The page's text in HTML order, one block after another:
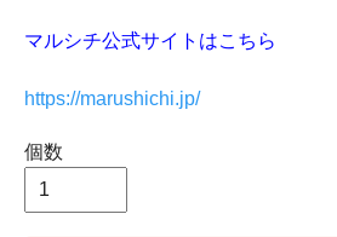
マルシチ公式サイトはこちら
https://marushichi.jp/
個数